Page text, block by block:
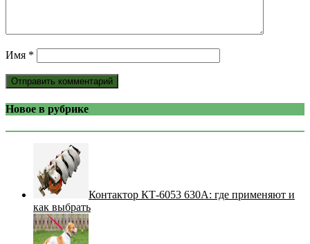
Имя *
Новое в рубрике
Контактор КТ-6053 630А: где применяют и
как выбрать